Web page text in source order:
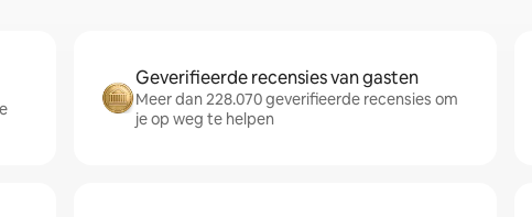
Geverifieerde recensies van gasten
Meer dan 228.070 geverifieerde recensies om
je op weg te helpen